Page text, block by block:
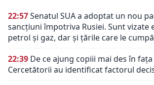
22:57Senatul SUA a adoptat un nou
sancțiuni împotriva Rusiei. Sunt vizate
petrol și gaz, dar și țările care le
22:39 De ce ajung copiii mai des în
Cercetătorii au identificat factorul